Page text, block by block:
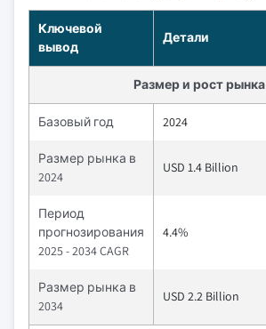
Ключевой
вывод
Детали
Размер и рост рынка
Базовый год 2024
Размер рынка в
2024
USD 1.4 Billion
Период
прогнозирования
2025 - 2034 CAGR
4.4%
Размер рынка в
2034
USD 2.2 Billion